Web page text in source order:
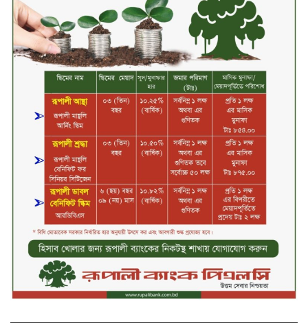
শান্তা পিনাকলে প্রিমিয়ার ব্যাংকের বোর্ড
সভা অনুষ্ঠিত
কাফরুলে মুক্তিযোদ্ধা কল্যাণ সমিতিতে
ইশতিয়াক আজিজ উলফাতের কোটি
টাকার দুর্নীতি, ফ্ল্যাট দখলের অপচেষ্টা ও
ব্যাংকিং খাত স্থিতিশীল করতে ১৮ মাসের
পরিকল্পনা কেন্দ্রীয় ব্যাংকের